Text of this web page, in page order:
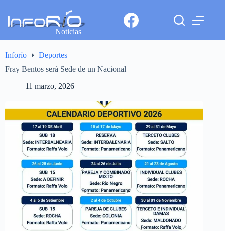
Noticias
Inforío
Deportes
Fray Bentos será Sede de un Nacional
11 marzo, 2026